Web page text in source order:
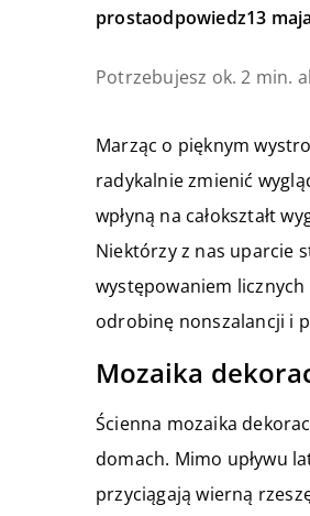
prostaodpowiedz13
Potrzebujesz ok. 2 min.
Marząc o pięknym
radykalnie zmienić
wpłyną na całokształt
Niektórzy z nas uparcie
występowaniem
odrobinę nonszalancji i
Mozaika
Ścienna mozaika
domach. Mimo upływu
przyciągają wierną